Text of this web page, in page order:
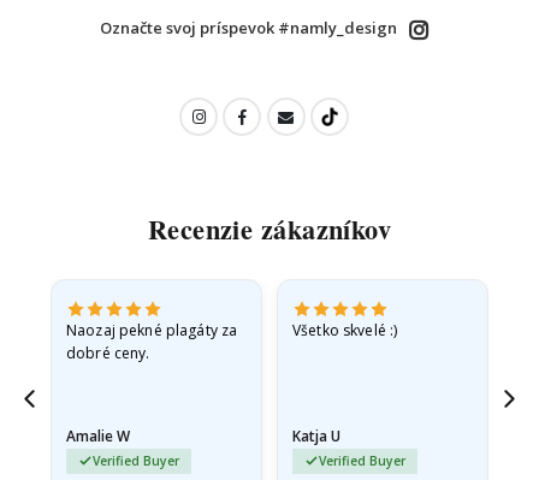
Označte svoj príspevok #namly_design
Recenzie zákazníkov
Naozaj pekné plagáty za
dobré ceny.
Amalie W
Verified Buyer
Všetko skvelé :)
Katja U
Verified Buyer